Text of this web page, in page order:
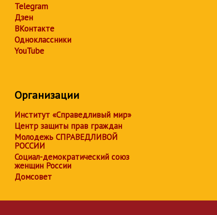
Telegram
Дзен
ВКонтакте
Одноклассники
YouTube
Организации
Институт «Справедливый мир»
Центр защиты прав граждан
Молодежь СПРАВЕДЛИВОЙ
РОССИИ
Социал-демократический союз
женщин России
Домсовет